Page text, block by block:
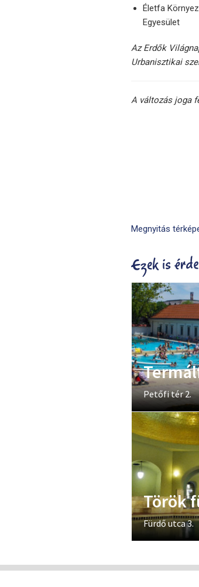
Életfa
Egyesület
Az Erdők
Urbanisztikai
A változás joga
Megnyitás
Petőfi tér 2.
Török
Fürdő utca 3.